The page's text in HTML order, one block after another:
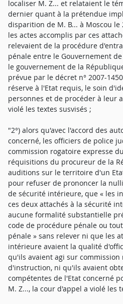
localiser M. Z... et relataient le
dernier quant à la prétendue
disparition de M. B... à Moscou
les actes accomplis par ces
relevaient de la procédure
pénale entre le Gouvernement
le gouvernement de la
prévue par le décret n° 2007-
réserve à l'Etat requis, le soin
personnes et de procéder à leur
violé les textes susvisés ;
"2°) alors qu'avec l'accord des
concerné, les officiers de police
commission rogatoire expresse
réquisitions du procureur de la
auditions sur le territoire d'un
pour refuser de prononcer la
de sécurité intérieure, que « les
ces deux attachés à la sécurité
aucune formalité substantielle
code de procédure pénale ou
pénale » sans relever ni que les
intérieure avaient la qualité
qu'ils avaient agi sur
d'instruction, ni qu'ils avaient
compétentes de l'Etat concerné
M. Z..., la cour d'appel a violé les